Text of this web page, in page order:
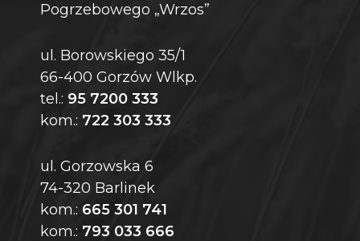
Pogrzebowego „Wrzos”
ul. Borowskiego 35/1
66-400 Gorzów Wlkp.
tel.: 95 7200 333
kom.: 722 303 333
ul. Gorzowska 6
74-320 Barlinek
kom.: 665 301 741
kom.: 793 033 666